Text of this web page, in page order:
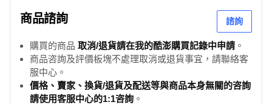
商品諮詢 諮詢
購買的商品 取消/退貨請在我的酷澎購買記錄中申請 。
商品咨詢及評價板塊不處理取消或退貨事宜，請聯絡客
服中心。
價格、賣家、換貨/退貨及配送等與商品本身無關的咨詢
請使用客服中心的1:1咨詢 。